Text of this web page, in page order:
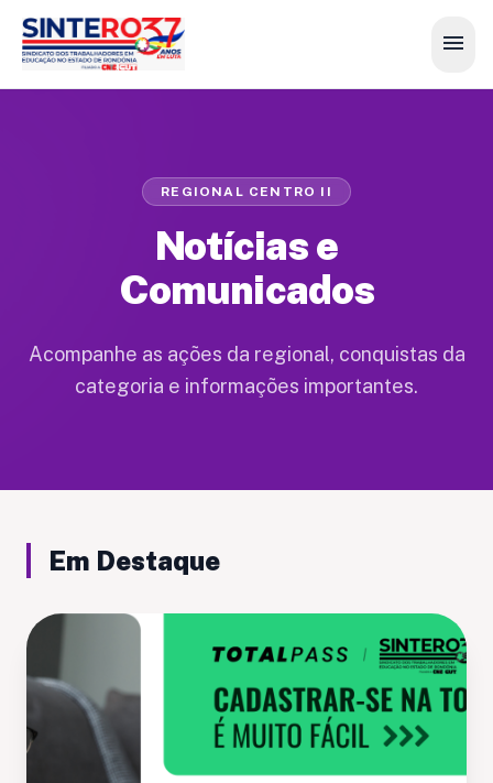
menu
REGIONAL CENTRO II
Notícias e
Comunicados
Acompanhe as ações da regional, conquistas da
categoria e informações importantes.
Em Destaque